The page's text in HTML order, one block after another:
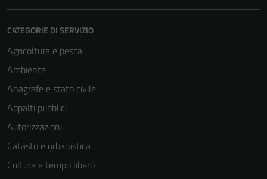
CATEGORIE DI SERVIZIO
Agricoltura e pesca
Ambiente
Anagrafe e stato civile
Appalti pubblici
Autorizzazioni
Catasto e urbanistica
Cultura e tempo libero